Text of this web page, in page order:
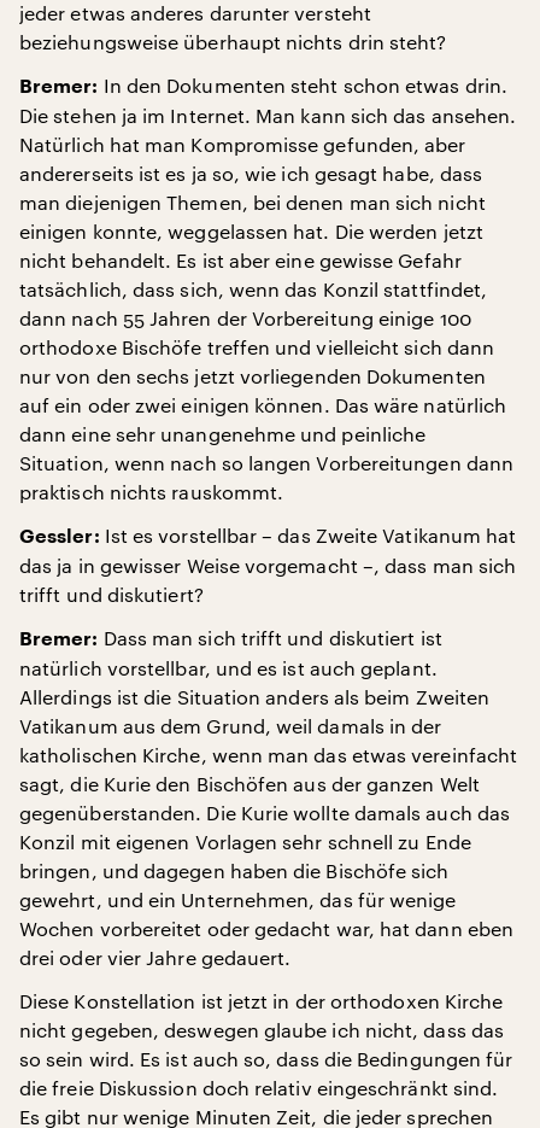
jeder etwas anderes darunter versteht
beziehungsweise überhaupt nichts drin steht?
Bremer: In den Dokumenten steht schon etwas drin.
Die stehen ja im Internet. Man kann sich das ansehen.
Natürlich hat man Kompromisse gefunden, aber
andererseits ist es ja so, wie ich gesagt habe, dass
man diejenigen Themen, bei denen man sich nicht
einigen konnte, weggelassen hat. Die werden jetzt
nicht behandelt. Es ist aber eine gewisse Gefahr
tatsächlich, dass sich, wenn das Konzil stattfindet,
dann nach 55 Jahren der Vorbereitung einige 100
orthodoxe Bischöfe treffen und vielleicht sich dann
nur von den sechs jetzt vorliegenden Dokumenten
auf ein oder zwei einigen können. Das wäre natürlich
dann eine sehr unangenehme und peinliche
Situation, wenn nach so langen Vorbereitungen dann
praktisch nichts rauskommt.
Gessler: Ist es vorstellbar – das Zweite Vatikanum hat
das ja in gewisser Weise vorgemacht –, dass man sich
trifft und diskutiert?
Bremer: Dass man sich trifft und diskutiert ist
natürlich vorstellbar, und es ist auch geplant.
Allerdings ist die Situation anders als beim Zweiten
Vatikanum aus dem Grund, weil damals in der
katholischen Kirche, wenn man das etwas vereinfacht
sagt, die Kurie den Bischöfen aus der ganzen Welt
gegenüberstanden. Die Kurie wollte damals auch das
Konzil mit eigenen Vorlagen sehr schnell zu Ende
bringen, und dagegen haben die Bischöfe sich
gewehrt, und ein Unternehmen, das für wenige
Wochen vorbereitet oder gedacht war, hat dann eben
drei oder vier Jahre gedauert.
Diese Konstellation ist jetzt in der orthodoxen Kirche
nicht gegeben, deswegen glaube ich nicht, dass das
so sein wird. Es ist auch so, dass die Bedingungen für
die freie Diskussion doch relativ eingeschränkt sind.
Es gibt nur wenige Minuten Zeit, die jeder sprechen